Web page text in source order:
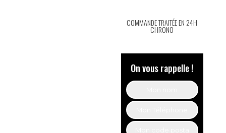
COMMANDE TRAITÉE EN 24H
CHRONO
On vous rappelle !